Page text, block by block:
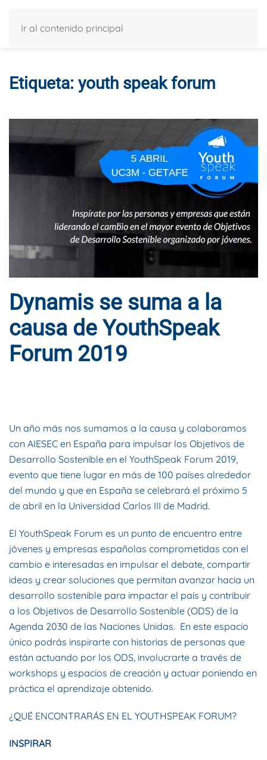
Ir al contenido principal
Etiqueta: youth speak forum
Dynamis se suma a la
causa de YouthSpeak
Forum 2019
Un año más nos sumamos a la causa y colaboramos
con AIESEC en España para impulsar los Objetivos de
Desarrollo Sostenible en el YouthSpeak Forum 2019,
evento que tiene lugar en más de 100 países alrededor
del mundo y que en España se celebrará el próximo 5
de abril en la Universidad Carlos III de Madrid.
El YouthSpeak Forum es un punto de encuentro entre
jóvenes y empresas españolas comprometidas con el
cambio e interesadas en impulsar el debate, compartir
ideas y crear soluciones que permitan avanzar hacia un
desarrollo sostenible para impactar el país y contribuir
a los Objetivos de Desarrollo Sostenible (ODS) de la
Agenda 2030 de las Naciones Unidas. En este espacio
único podrás inspirarte con historias de personas que
están actuando por los ODS, involucrarte a través de
workshops y espacios de creación y actuar poniendo en
práctica el aprendizaje obtenido.
¿QUÉ ENCONTRARÁS EN EL YOUTHSPEAK FORUM?
INSPIRAR